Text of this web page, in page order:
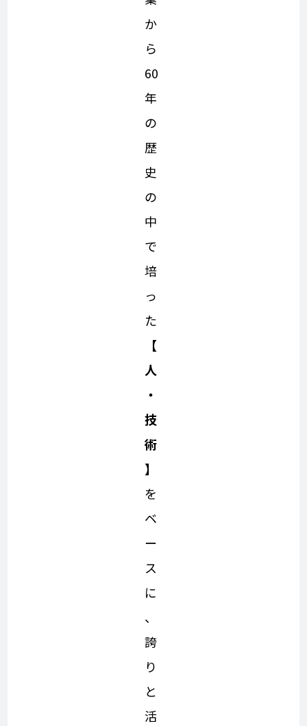
か
ら
60
年
の
歴
史
の
中
で
培
っ
た
【
人
・
技
術
】
を
ベ
ー
ス
に
、
誇
り
と
活